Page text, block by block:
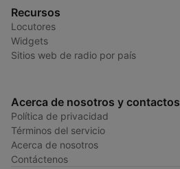
Recursos
Locutores
Widgets
Sitios web de radio por país
Acerca de nosotros y contactos
Política de privacidad
Términos del servicio
Acerca de nosotros
Contáctenos